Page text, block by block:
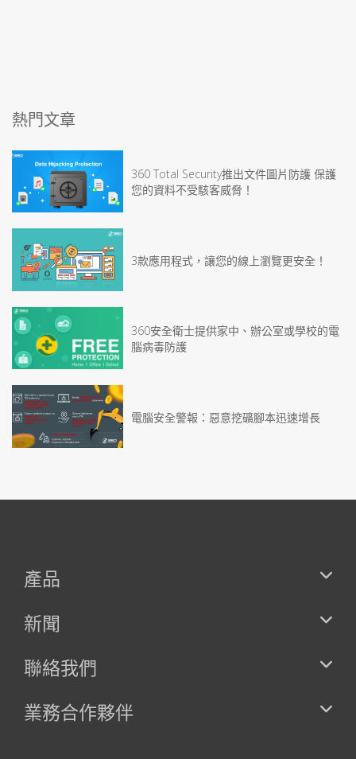
熱門文章
360 Total Security推出文件圖片防護 保護
您的資料不受駭客威脅！
3款應用程式，讓您的線上瀏覽更安全！
360安全衛士提供家中、辦公室或學校的電
腦病毒防護
電腦安全警報：惡意挖礦腳本迅速增長
產品
新聞
聯絡我們
業務合作夥伴